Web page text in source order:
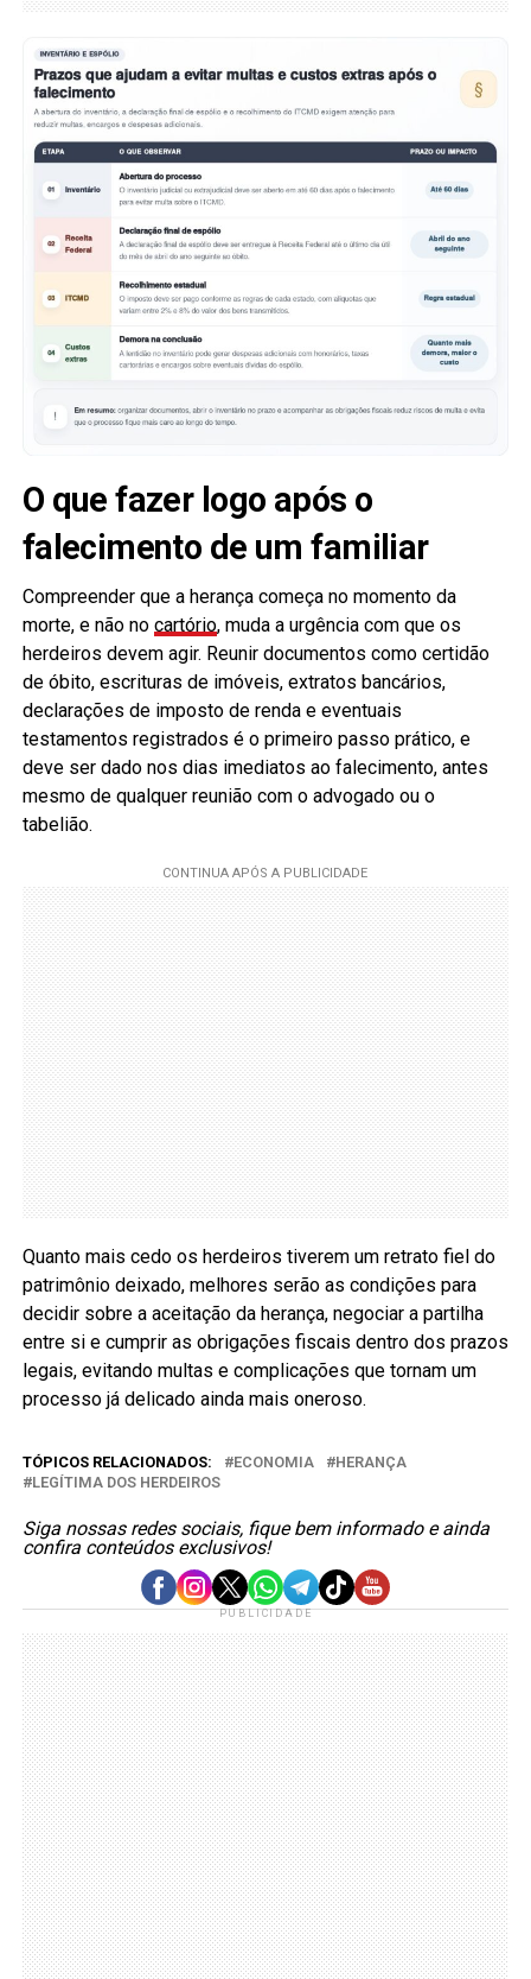
O que fazer logo após o
falecimento de um familiar
Compreender que a herança começa no momento da
morte, e não no cartório, muda a urgência com que os
herdeiros devem agir. Reunir documentos como certidão
de óbito, escrituras de imóveis, extratos bancários,
declarações de imposto de renda e eventuais
testamentos registrados é o primeiro passo prático, e
deve ser dado nos dias imediatos ao falecimento, antes
mesmo de qualquer reunião com o advogado ou o
tabelião.
Quanto mais cedo os herdeiros tiverem um retrato fiel do
patrimônio deixado, melhores serão as condições para
decidir sobre a aceitação da herança, negociar a partilha
entre si e cumprir as obrigações fiscais dentro dos prazos
legais, evitando multas e complicações que tornam um
processo já delicado ainda mais oneroso.
TÓPICOS RELACIONADOS: ECONOMIA
HERANÇA
LEGÍTIMA DOS HERDEIROS
Siga nossas redes sociais, fique bem informado e ainda
confira conteúdos exclusivos!
PUBLICIDADE